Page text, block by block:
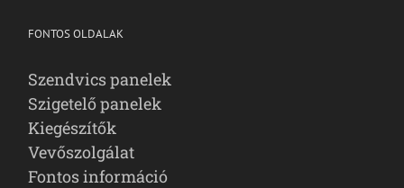
FONTOS OLDALAK
Szendvics panelek
Szigetelő panelek
Kiegészítők
Vevőszolgálat
Fontos információ